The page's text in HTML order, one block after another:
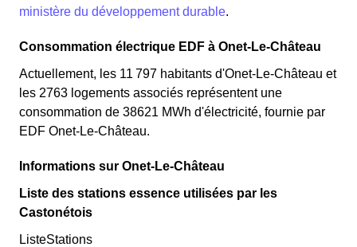
ministère du développement durable.
Consommation électrique EDF à Onet-Le-Château
Actuellement, les 11 797 habitants d'Onet-Le-Château et
les 2763 logements associés représentent une
consommation de 38621 MWh d'électricité, fournie par
EDF Onet-Le-Château.
Informations sur Onet-Le-Château
Liste des stations essence utilisées par les
Castonétois
ListeStations